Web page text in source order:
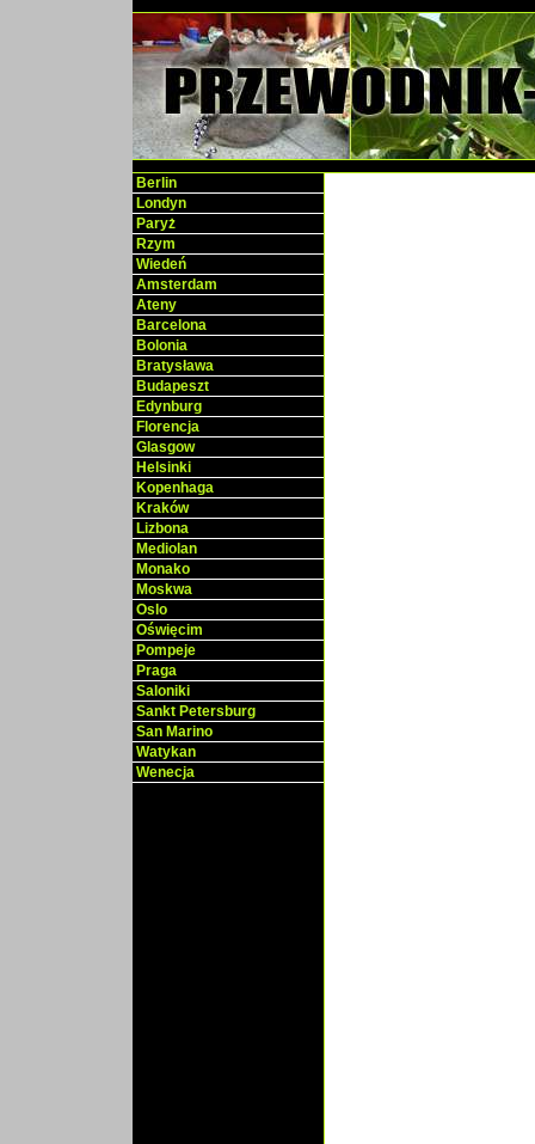
Berlin
Londyn
Paryż
Rzym
Wiedeń
Amsterdam
Ateny
Barcelona
Bolonia
Bratysława
Budapeszt
Edynburg
Florencja
Glasgow
Helsinki
Kopenhaga
Kraków
Lizbona
Mediolan
Monako
Moskwa
Oslo
Oświęcim
Pompeje
Praga
Saloniki
Sankt Petersburg
San Marino
Watykan
Wenecja